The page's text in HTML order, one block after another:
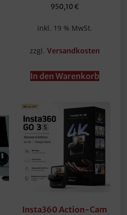
950,10 €
inkl. 19 % MwSt.
zzgl. Versandkosten
In den Warenkorb
Insta360 Action-Cam